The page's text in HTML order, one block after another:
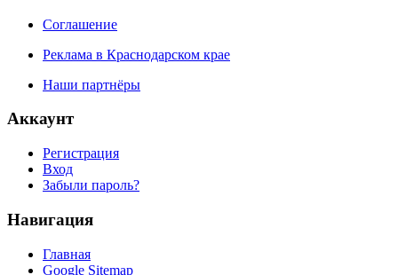
Соглашение
Реклама в Краснодарском крае
Наши партнёры
Аккаунт
Регистрация
Вход
Забыли пароль?
Навигация
Главная
Google Sitemap